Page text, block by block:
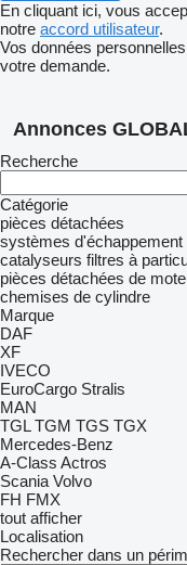
En cliquant ici, vous
notre accord utilisateur.
Vos données
votre demande.
Annonces
Recherche
Catégorie
pièces détachées
systèmes d'échappement
catalyseurs filtres à
pièces détachées de
chemises de cylindre
Marque
DAF
XF
IVECO
EuroCargo Stralis
MAN
TGL TGM TGS TGX
Mercedes-Benz
A-Class Actros
Scania Volvo
FH FMX
tout afficher
Localisation
Rechercher dans un